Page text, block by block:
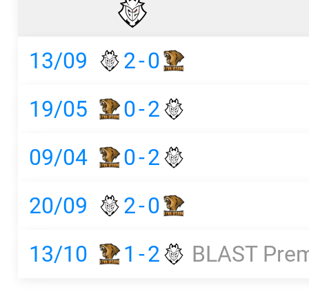
13/09 2-0
19/05
0-2
09/04
0-2
20/09
2-0
13/10
1 -2 BLAST